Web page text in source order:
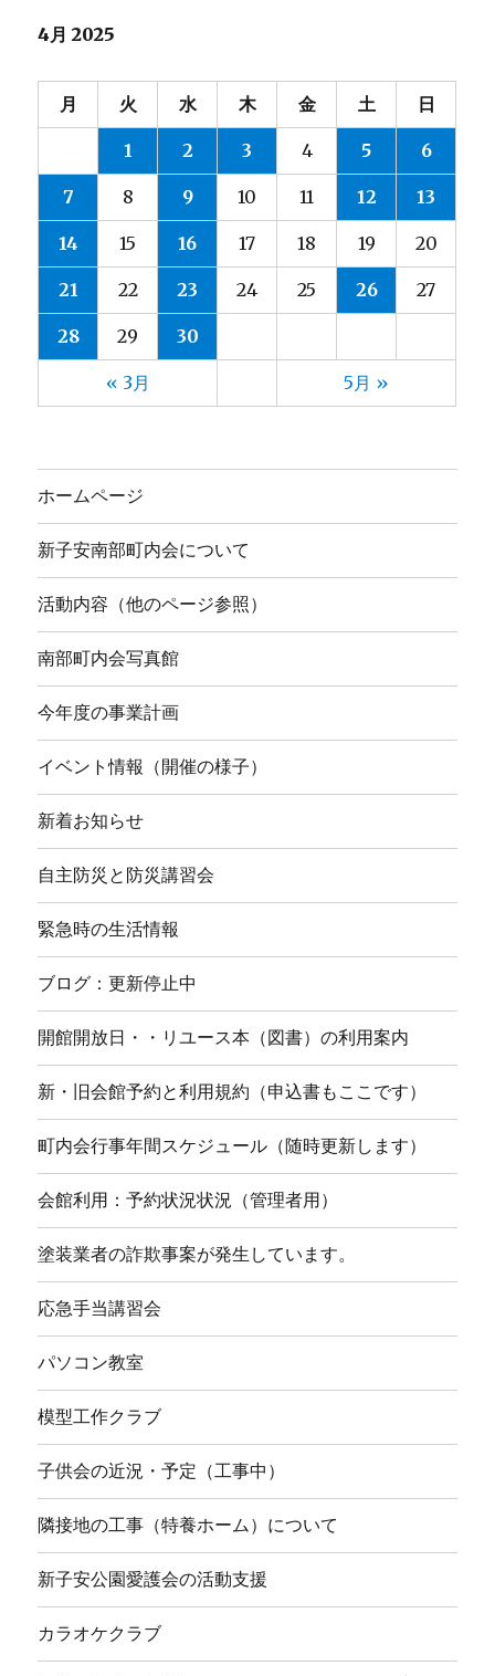
4月 2025
月 火 水 木 金 土 日
1 2 3 4 5 6
7 8 9 10 11 12 13
14 15 16 17 18 19 20
21 22 23 24 25 26 27
28 29 30
« 3月 5月 »
ホームページ
新子安南部町内会について
活動内容（他のページ参照）
南部町内会写真館
今年度の事業計画
イベント情報（開催の様子）
新着お知らせ
自主防災と防災講習会
緊急時の生活情報
ブログ：更新停止中
開館開放日・・リユース本（図書）の利用案内
新・旧会館予約と利用規約（申込書もここです）
町内会行事年間スケジュール（随時更新します）
会館利用：予約状況状況（管理者用）
塗装業者の詐欺事案が発生しています。
応急手当講習会
パソコン教室
模型工作クラブ
子供会の近況・予定（工事中）
隣接地の工事（特養ホーム）について
新子安公園愛護会の活動支援
カラオケクラブ